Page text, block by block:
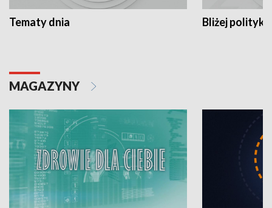
Tematy dnia Bliżej polityki
MAGAZYNY